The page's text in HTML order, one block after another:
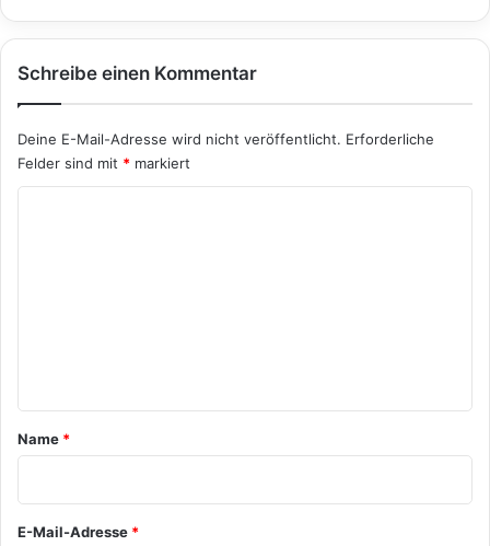
Schreibe einen Kommentar
Deine E-Mail-Adresse wird nicht veröffentlicht. Erforderliche
Felder sind mit * markiert
a
*
Name *
E-Mail-Adresse *